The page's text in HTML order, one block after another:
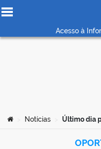
Ir para o conteúdoAcesso à
Você está aqui:
Notícias